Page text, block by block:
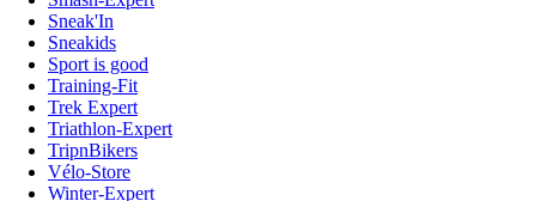
Sneak'In
Sneakids
Sport is good
Training-Fit
Trek Expert
Triathlon-Expert
TripnBikers
Vélo-Store
Winter-Expert